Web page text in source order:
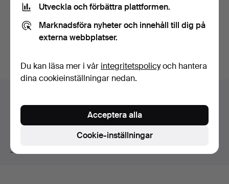
127 USD 53 USD
Bevaka sökning
Du ser nu bara föremål i Sverige. Vi har transporter till
fast pris för alla föremål.
Visa föremål utanför Sverige
Utveckla och förbättra plattformen.
Marknadsföra nyheter och innehåll till dig på
externa webbplatser.
Du kan läsa mer i vår integritetspolicyoch hantera
dina cookieinställningar nedan.
Cookie-inställningar
Acceptera alla